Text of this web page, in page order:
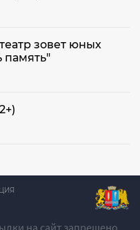
зовет юных
память"
на сайт запрещено